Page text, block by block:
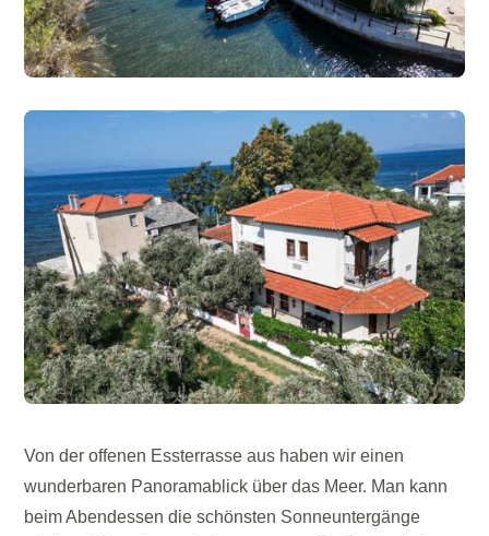
Von der offenen Essterrasse aus haben wir einen
wunderbaren Panoramablick über das Meer. Man kann
beim Abendessen die schönsten Sonneuntergänge